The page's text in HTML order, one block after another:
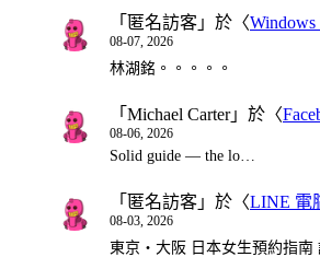
「 匿名訪客 」於〈
08-07, 2026
林湖銘。。。。。
「 Michael Carter」於〈
08-06, 2026
Solid guide — the lo…
「 匿名訪客 」於〈LINE 電
08-03, 2026
東京・大阪 日本女生預約指南